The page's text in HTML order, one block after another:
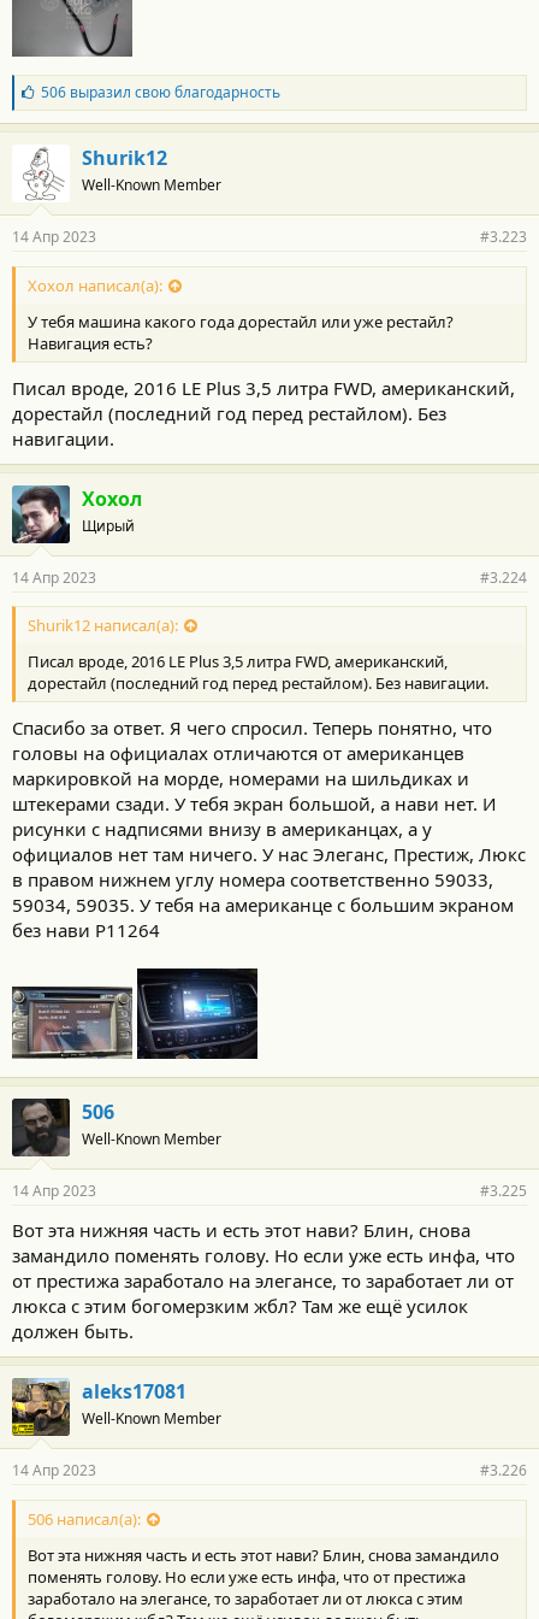
Б
л
а
г
о
д
а
н
о
с
и
:
506выразил свою благодарность
Shurik12
Well-Known Member
14 Апр 2023 #3.223
Хохол написал(а):
У тебя машина какого года дорестайл или уже рестайл?
Навигация есть?
Писал вроде, 2016 LE Plus 3,5 литра FWD, американский,
дорестайл (последний год перед рестайлом). Без
навигации.
Хохол
Щирый
14 Апр 2023 #3.224
Shurik12 написал(а):
Писал вроде, 2016 LE Plus 3,5 литра FWD, американский,
дорестайл (последний год перед рестайлом). Без навигации.
Спасибо за ответ. Я чего спросил. Теперь понятно, что
головы на официалах отличаются от американцев
маркировкой на морде, номерами на шильдиках и
штекерами сзади. У тебя экран большой, а нави нет. И
рисунки с надписями внизу в американцах, а у
официалов нет там ничего. У нас Элеганс, Престиж, Люкс
в правом нижнем углу номера соответственно 59033,
59034, 59035. У тебя на американце с большим экраном
без нави Р11264
506
Well-Known Member
14 Апр 2023 #3.225
Вот эта нижняя часть и есть этот нави? Блин, снова
замандило поменять голову. Но если уже есть инфа, что
от престижа заработало на элегансе, то заработает ли от
люкса с этим богомерзким жбл? Там же ещё усилок
должен быть.
aleks17081
Well-Known Member
14 Апр 2023 #3.226
506 написал(а):
Вот эта нижняя часть и есть этот нави? Блин, снова замандило
поменять голову. Но если уже есть инфа, что от престижа
заработало на элегансе, то заработает ли от люкса с этим